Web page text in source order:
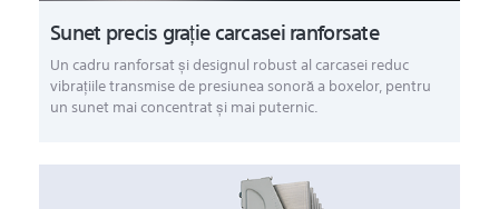
Sunet precis graţie carcasei ranforsate
Un cadru ranforsat şi designul robust al carcasei reduc
vibraţiile transmise de presiunea sonoră a boxelor, pentru
un sunet mai concentrat şi mai puternic.